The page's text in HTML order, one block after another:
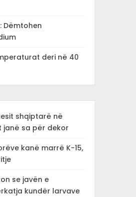
Dëmtohen
deri në 40
shqiptarë në
janë sa për dekor
kanë marrë K-15,
se javën e
kundër larvave